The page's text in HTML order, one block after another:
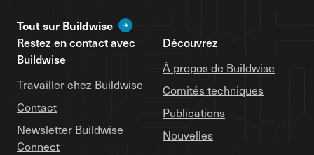
Tout sur Buildwise
Restez en contact avec
Buildwise
Travailler chez Buildwise
Contact
Newsletter Buildwise
Connect
Découvrez
À propos de Buildwise
Comités techniques
Publications
Nouvelles